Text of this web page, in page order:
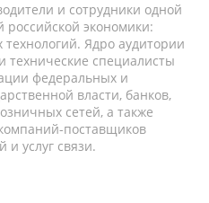
и сотрудники одной
экономики:
Ядро аудитории
технические специалисты
федеральных и
власти, банков,
сетей, а также
поставщиков
услуг связи.